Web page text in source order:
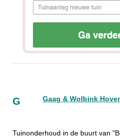
G Gaag & Wolbink
Tuinonderhoud in de buurt van